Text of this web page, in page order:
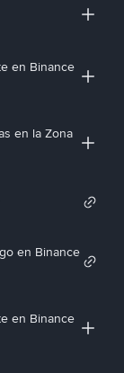
en Binance
en la Zona
en Binance
en Binance